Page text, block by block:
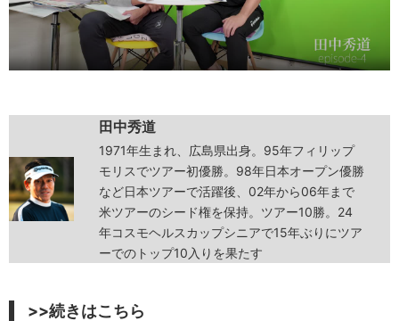
田中秀道
1971年生まれ、広島県出身。95年フィリップ
モリスでツアー初優勝。98年日本オープン優勝
など日本ツアーで活躍後、02年から06年まで
米ツアーのシード権を保持。ツアー10勝。24
年コスモヘルスカップシニアで15年ぶりにツア
ーでのトップ10入りを果たす
>>続きはこちら